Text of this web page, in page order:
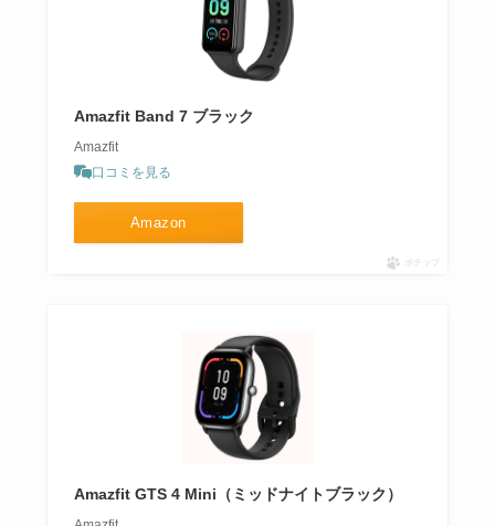
Amazfit Band 7 ブラック
Amazfit
口コミを見る
Amazon
ポチップ
Amazfit GTS 4 Mini（ミッドナイトブラック）